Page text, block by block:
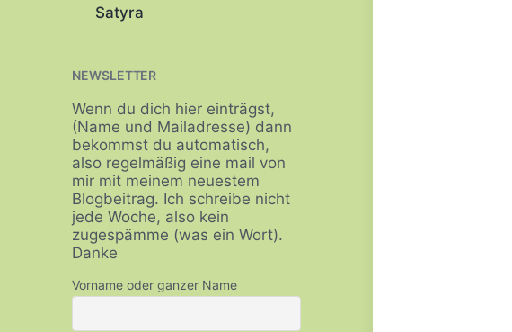
Satyra
NEWSLETTER
Wenn du dich hier einträgst,
(Name und Mailadresse) dann
bekommst du automatisch,
also regelmäßig eine mail von
mir mit meinem neuestem
Blogbeitrag. Ich schreibe nicht
jede Woche, also kein
zugespämme (was ein Wort).
Danke
Vorname oder ganzer Name